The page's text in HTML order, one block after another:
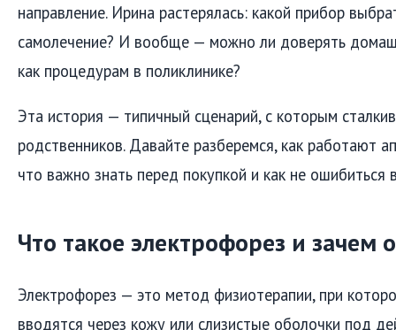
направление. Ирина растерялась: какой прибор
самолечение? И вообще — можно ли доверять
как процедурам в поликлинике?
Эта история — типичный сценарий, с которым
родственников. Давайте разберемся, как работают
что важно знать перед покупкой и как не ошибиться
Что такое электрофорез и зачем
Электрофорез — это метод физиотерапии, при
вводятся через кожу или слизистые оболочки под